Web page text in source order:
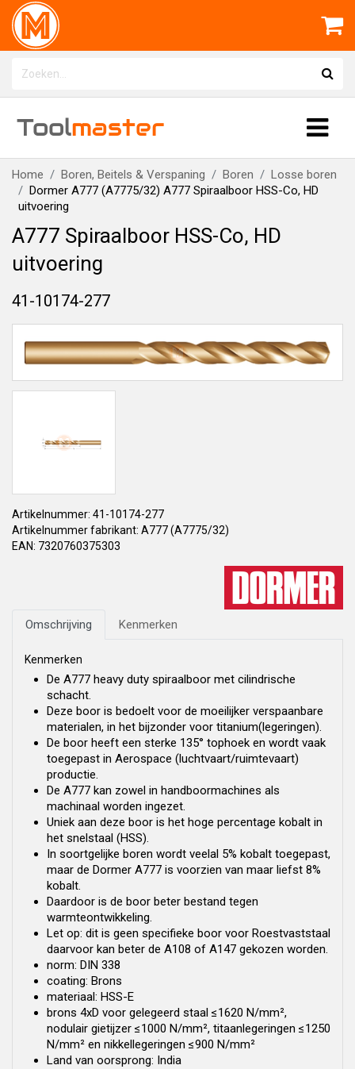
Toolmaster
Home Boren, Beitels & Verspaning Boren
Losse boren
Dormer A777 (A7775/32) A777 Spiraalboor HSS-Co, HD
uitvoering
A777 Spiraalboor HSS-Co, HD
uitvoering
41-10174-277
Artikelnummer: 41-10174-277
Artikelnummer fabrikant: A777 (A7775/32)
EAN: 7320760375303
Omschrijving Kenmerken
Kenmerken
De A777 heavy duty spiraalboor met cilindrische
schacht.
Deze boor is bedoelt voor de moeilijker verspaanbare
materialen, in het bijzonder voor titanium(legeringen).
De boor heeft een sterke 135° tophoek en wordt vaak
toegepast in Aerospace (luchtvaart/ruimtevaart)
productie.
De A777 kan zowel in handboormachines als
machinaal worden ingezet.
Uniek aan deze boor is het hoge percentage kobalt in
het snelstaal (HSS).
In soortgelijke boren wordt veelal 5% kobalt toegepast,
maar de Dormer A777 is voorzien van maar liefst 8%
kobalt.
Daardoor is de boor beter bestand tegen
warmteontwikkeling.
Let op: dit is geen specifieke boor voor Roestvaststaal
daarvoor kan beter de A108 of A147 gekozen worden.
norm: DIN 338
coating: Brons
materiaal: HSS-E
brons 4xD voor gelegeerd staal ≤1620 N/mm²,
nodulair gietijzer ≤1000 N/mm², titaanlegeringen ≤1250
N/mm² en nikkellegeringen ≤900 N/mm²
Land van oorsprong: India